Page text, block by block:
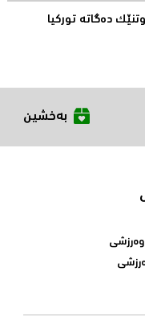
دەگاتە تورکیا
بەخشین
وەرزشی